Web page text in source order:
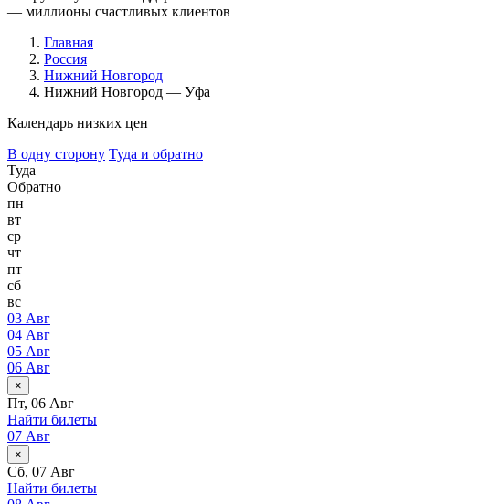
— миллионы счастливых клиентов
Главная
Россия
Нижний Новгород
Нижний Новгород — Уфа
Календарь низких цен
В одну сторону Туда и обратно
Туда
Обратно
пн
вт
ср
чт
пт
сб
вс
03 Авг
04 Авг
05 Авг
06 Авг
×
Пт, 06 Авг
Найти билеты
07 Авг
×
Сб, 07 Авг
Найти билеты